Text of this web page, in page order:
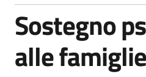
Servizi
Menu selezionato
Centri
Sostegno
alle famiglie